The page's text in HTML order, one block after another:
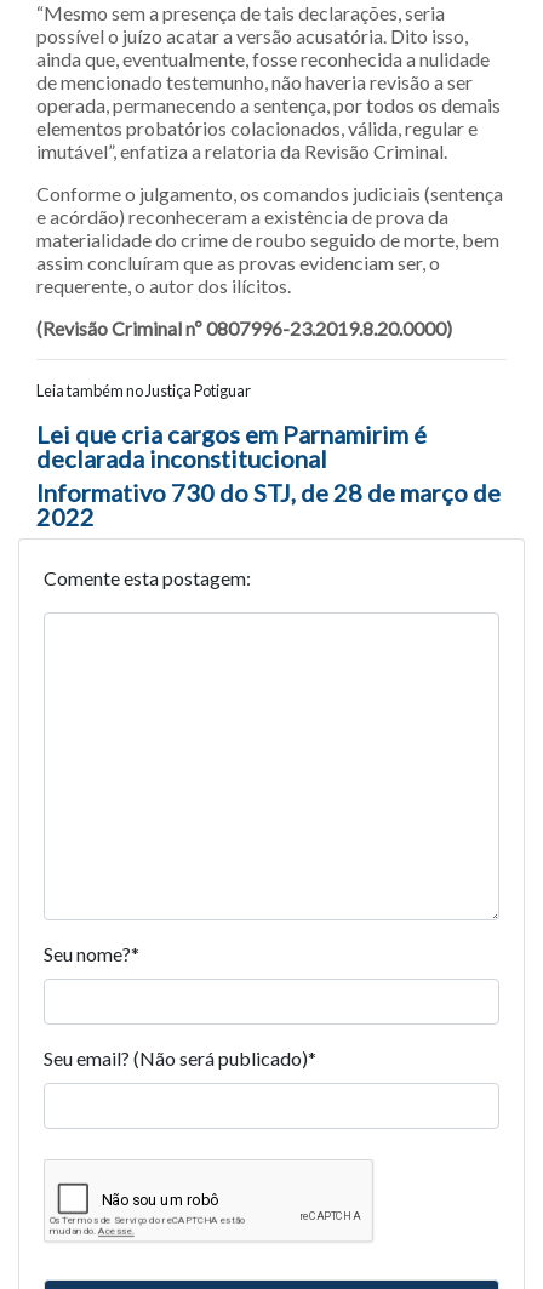
“Mesmo sem a presença de tais declarações, seria
possível o juízo acatar a versão acusatória. Dito isso,
ainda que, eventualmente, fosse reconhecida a nulidade
de mencionado testemunho, não haveria revisão a ser
operada, permanecendo a sentença, por todos os demais
elementos probatórios colacionados, válida, regular e
imutável”, enfatiza a relatoria da Revisão Criminal.
Conforme o julgamento, os comandos judiciais (sentença
e acórdão) reconheceram a existência de prova da
materialidade do crime de roubo seguido de morte, bem
assim concluíram que as provas evidenciam ser, o
requerente, o autor dos ilícitos.
(Revisão Criminal nº 0807996-23.2019.8.20.0000)
Leia também no Justiça Potiguar
Navegação entre posts
Lei que cria cargos em Parnamirim é
declarada inconstitucional
Informativo 730 do STJ, de 28 de março de
2022
Comente esta postagem:
Seu nome?*
Seu email? (Não será publicado)*